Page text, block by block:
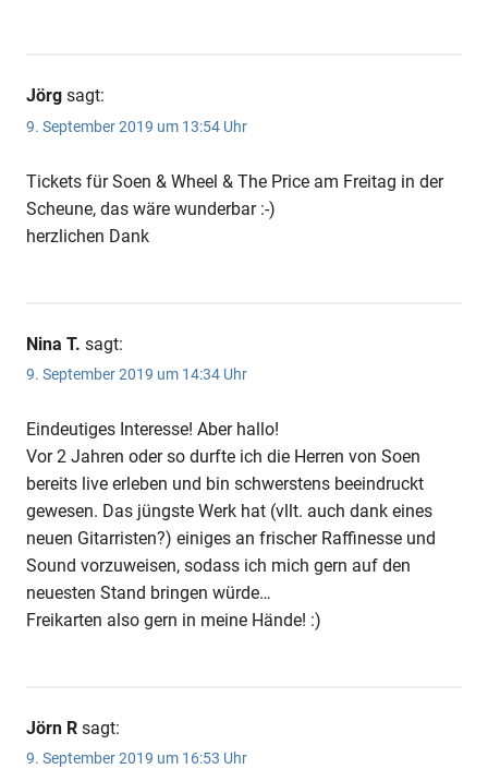
Jörg sagt:
9. September 2019 um 13:54 Uhr
Tickets für Soen & Wheel & The Price am Freitag in der
Scheune, das wäre wunderbar :-)
herzlichen Dank
Nina T. sagt:
9. September 2019 um 14:34 Uhr
Eindeutiges Interesse! Aber hallo!
Vor 2 Jahren oder so durfte ich die Herren von Soen
bereits live erleben und bin schwerstens beeindruckt
gewesen. Das jüngste Werk hat (vllt. auch dank eines
neuen Gitarristen?) einiges an frischer Raffinesse und
Sound vorzuweisen, sodass ich mich gern auf den
neuesten Stand bringen würde…
Freikarten also gern in meine Hände! :)
Jörn R sagt:
9. September 2019 um 16:53 Uhr